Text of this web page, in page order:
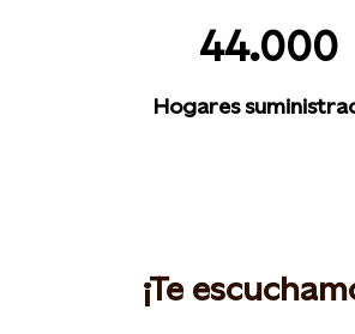
44.000
Hogares
¡Te